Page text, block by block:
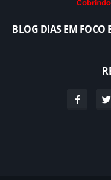
BLOG DIAS EM FOCO